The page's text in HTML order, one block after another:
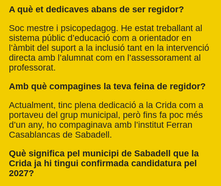
A què et dedicaves abans de ser regidor?
Soc mestre i psicopedagog. He estat treballant al
sistema públic d’educació com a orientador en
l’àmbit del suport a la inclusió tant en la intervenció
directa amb l’alumnat com en l’assessorament al
professorat.
Amb què compagines la teva feina de regidor?
Actualment, tinc plena dedicació a la Crida com a
portaveu del grup municipal, però fins fa poc més
d’un any, ho compaginava amb l’institut Ferran
Casablancas de Sabadell.
Què significa pel municipi de Sabadell que la
Crida ja hi tingui confirmada candidatura pel
2027?